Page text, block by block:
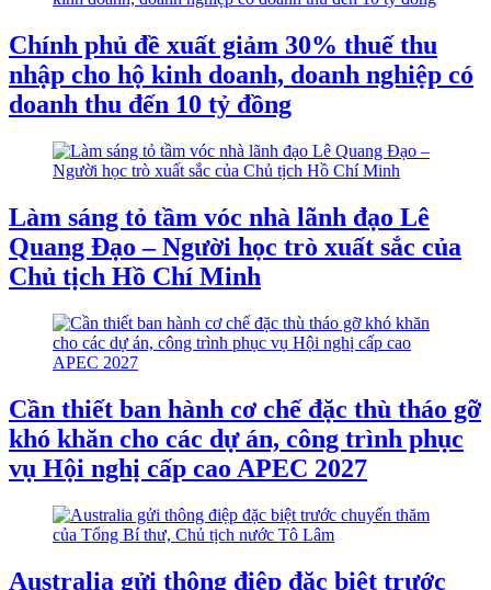
Chính phủ đề xuất giảm 30% thuế thu
nhập cho hộ kinh doanh, doanh nghiệp có
doanh thu đến 10 tỷ đồng
Làm sáng tỏ tầm vóc nhà lãnh đạo Lê
Quang Đạo – Người học trò xuất sắc của
Chủ tịch Hồ Chí Minh
Cần thiết ban hành cơ chế đặc thù tháo gỡ
khó khăn cho các dự án, công trình phục
vụ Hội nghị cấp cao APEC 2027
Australia gửi thông điệp đặc biệt trước